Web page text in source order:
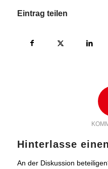
Eintrag teilen
Hinterlasse
An der Diskussion